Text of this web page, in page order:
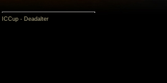
ICCup - Deadalter